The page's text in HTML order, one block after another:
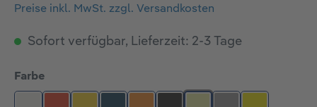
Preise inkl. MwSt. zzgl. Versandkosten
Sofort verfügbar, Lieferzeit: 2-3 Tage
Farbe